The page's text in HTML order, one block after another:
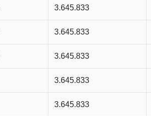
3.645.833
3.645.833
3.645.833
3.645.833
3.645.833